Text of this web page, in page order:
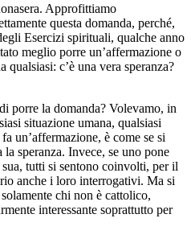
Approfittiamo
questa domanda, perché,
Esercizi spirituali, qualche anno
meglio porre un’affermazione o
c’è una vera speranza?
porre la domanda? Volevamo, in
situazione umana, qualsiasi
un’affermazione, è come se si
speranza. Invece, se uno pone
tutti si sentono coinvolti, per il
anche i loro interrogativi. Ma si
chi non è cattolico,
interessante soprattutto per